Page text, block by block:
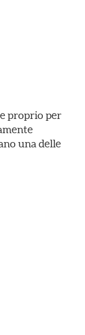
proprio per
una delle